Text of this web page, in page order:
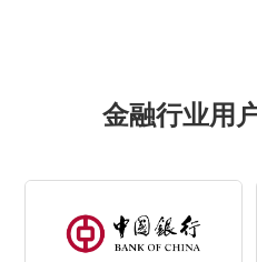
金融行业用